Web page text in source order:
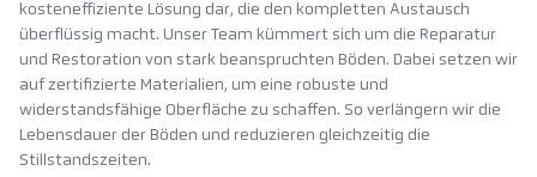
kosteneffiziente Lösung dar, die den kompletten Austausch
überflüssig macht. Unser Team kümmert sich um die Reparatur
und Restoration von stark beanspruchten Böden. Dabei setzen wir
auf zertifizierte Materialien, um eine robuste und
widerstandsfähige Oberfläche zu schaffen. So verlängern wir die
Lebensdauer der Böden und reduzieren gleichzeitig die
Stillstandszeiten.